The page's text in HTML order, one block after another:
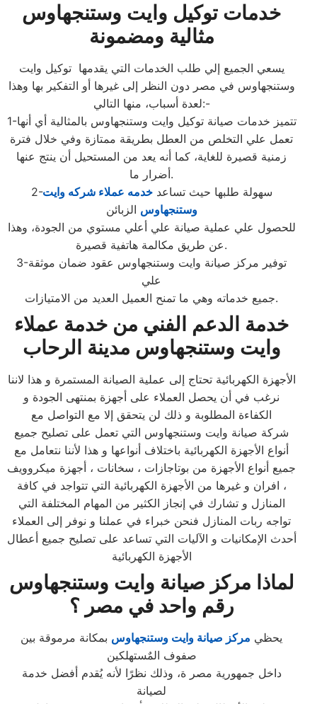
خدمات توكيل وايت وستنجهاوس
مثالية ومضمونة
يسعي الجميع إلي طلب الخدمات التي يقدمها توكيل وايت
وستنجهاوس في مصر دون النظر إلى غيرها أو التفكير بها وهذا
لعدة أسباب، منها التالي:-
1-تتميز خدمات صيانة توكيل وايت وستنجهاوس بالمثالية أي أنها
تعمل علي التخلص من العطل بطريقة ممتازة وفي خلال فترة
زمنية قصيرة للغاية، كما أنه يعد من المستحيل أن ينتج عنها
أضرار ما.
2-سهولة طلبها حيث تساعدخدمه عملاء شركه وايت
وستنجهاوس الزبائن
للحصول علي عملية صيانة علي أعلي مستوي من الجودة، وهذا
عن طريق مكالمة هاتفية قصيرة.
3-توفير مركز صيانة وايت وستنجهاوس عقود ضمان موثقة
علي
جميع خدماته وهي ما تمنح العميل العديد من الامتيازات.
خدمة الدعم الفني من خدمة عملاء
وايت وستنجهاوس مدينة الرحاب
الأجهزة الكهربائية تحتاج إلى عملية الصيانة المستمرة و هذا لاننا
نرغب في أن يحصل العملاء على أجهزة بمنتهى الجودة و
الكفاءة المطلوبة و ذلك لن يتحقق إلا مع التواصل مع
شركة صيانة وايت وستنجهاوس التي تعمل على تصليح جميع
أنواع الأجهزة الكهربائية باختلاف أنواعها و هذا لأننا نتعامل مع
جميع أنواع الأجهزة من بوتاجازات ، سخانات ، أجهزة ميكروويف
، افران و غيرها من الأجهزة الكهربائية التي تتواجد في كافة
المنازل و تشارك في إنجاز الكثير من المهام المختلفة التي
تواجه ربات المنازل فنحن خبراء في عملنا و نوفر إلى العملاء
أحدث الإمكانيات و الآليات التي تساعد على تصليح جميع أعطال
الأجهزة الكهربائية
لماذا مركز صيانة وايت وستنجهاوس
رقم واحد في مصر ؟
يحظي مركز صيانة وايت وستنجهاوس بمكانة مرموقة بين
صفوف المٌستهلكين
داخل جمهورية مصر ة، وذلك نظرًا لأنه يُقدم أفضل خدمة
لصيانة